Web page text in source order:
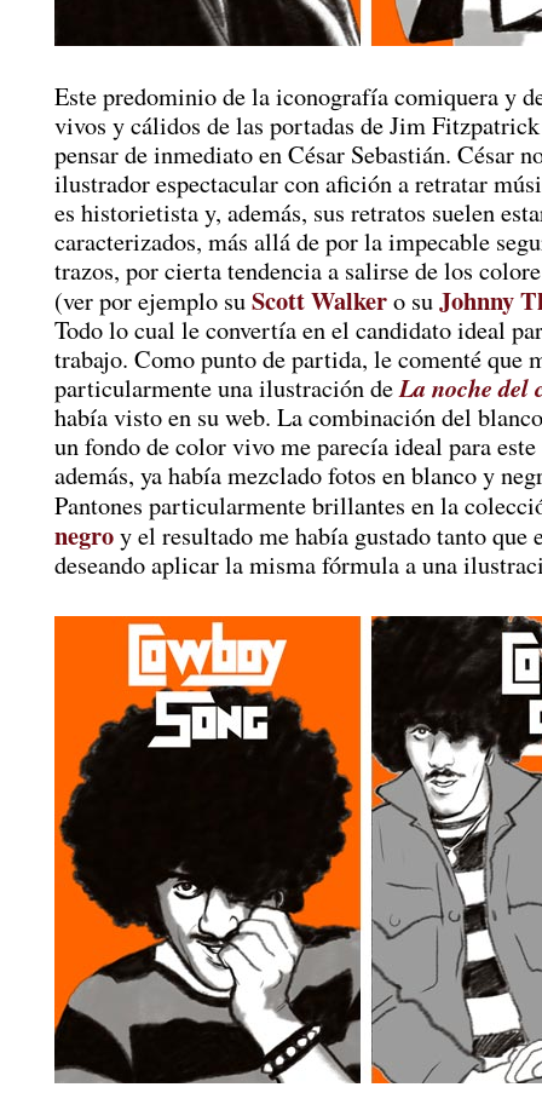
Este predominio de la iconografía comiquera y
vivos y cálidos de las portadas de Jim
pensar de inmediato en César Sebastián. César
ilustrador espectacular con afición a retratar
es historietista y, además, sus retratos suelen
caracterizados, más allá de por la impecable
trazos, por cierta tendencia a salirse de los
(ver por ejemplo suScott Walkero suJohnny
Todo lo cual le convertía en el candidato ideal
trabajo. Como punto de partida, le comenté que
particularmente una ilustración deLa noche del
había visto en su web. La combinación del
un fondo de color vivo me parecía ideal para
además, ya había mezclado fotos en blanco y
Pantones particularmente brillantes en la
negroy el resultado me había gustado tanto que
deseando aplicar la misma fórmula a una